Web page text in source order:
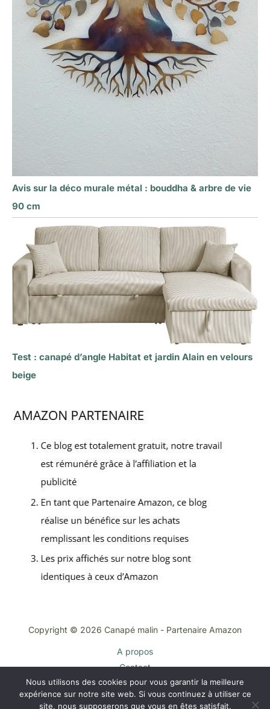
Avis sur la déco murale métal : bouddha & arbre de vie
90 cm
Test : canapé d’angle Habitat et jardin Alain en velours
beige
Copyright © 2026 Canapé malin - Partenaire Amazon
A propos
Contact
Plan du site
Mentions légales
Nous utilisons des cookies pour vous garantir la meilleure
expérience sur notre site web. Si vous continuez à utiliser ce
site, nous supposerons que vous en êtes satisfait.